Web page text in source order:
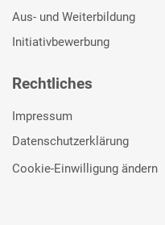
Aus- und Weiterbildung
Initiativbewerbung
Rechtliches
Impressum
Datenschutzerklärung
Cookie-Einwilligung ändern